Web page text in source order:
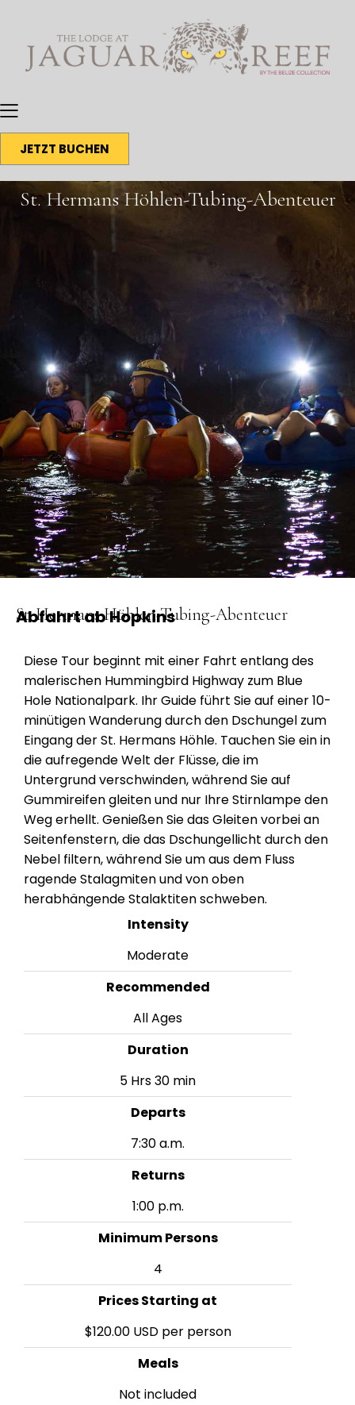
JETZT BUCHEN
St. Hermans Höhlen-Tubing-Abenteuer
St. Hermans Höhlen-Tubing-Abenteuer
Abfahrt ab Hopkins
Diese Tour beginnt mit einer Fahrt entlang des
malerischen Hummingbird Highway zum Blue
Hole Nationalpark. Ihr Guide führt Sie auf einer 10-
minütigen Wanderung durch den Dschungel zum
Eingang der St. Hermans Höhle. Tauchen Sie ein in
die aufregende Welt der Flüsse, die im
Untergrund verschwinden, während Sie auf
Gummireifen gleiten und nur Ihre Stirnlampe den
Weg erhellt. Genießen Sie das Gleiten vorbei an
Seitenfenstern, die das Dschungellicht durch den
Nebel filtern, während Sie um aus dem Fluss
ragende Stalagmiten und von oben
herabhängende Stalaktiten schweben.
Intensity
Moderate
Recommended
All Ages
Duration
5 Hrs 30 min
Departs
7:30 a.m.
Returns
1:00 p.m.
Minimum Persons
4
Prices Starting at
$120.00 USD per person
Meals
Not included